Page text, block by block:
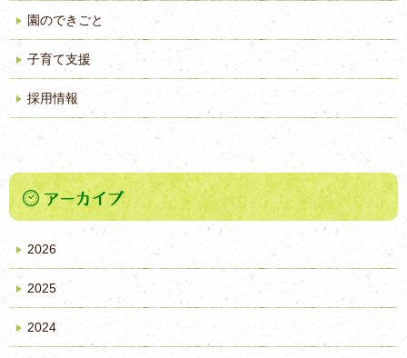
園のできごと
子育て支援
採用情報
2026
2025
2024